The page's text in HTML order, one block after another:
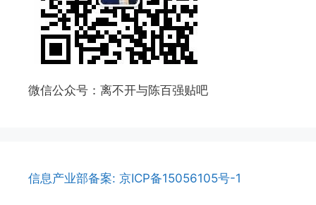
微信公众号：离不开与陈百强贴吧
信息产业部备案: 京ICP备15056105号-1